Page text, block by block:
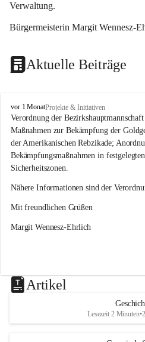
Verwaltung.
Bürgermeisterin Margit Wennesz-
Aktuelle Beiträge
O
s
l
i
p
vor 1 MonatProjekte & Initiativen
Verordnung der
Maßnahmen zur Bekämpfung der
der Amerikanischen Rebzikade;
Bekämpfungsmaßnahmen in
Sicherheitszonen.
Nähere Informationen sind der
Mit freundlichen Grüßen
Margit Wennesz-Ehrlich
Artikel
Lesezeit 2 Minuten•